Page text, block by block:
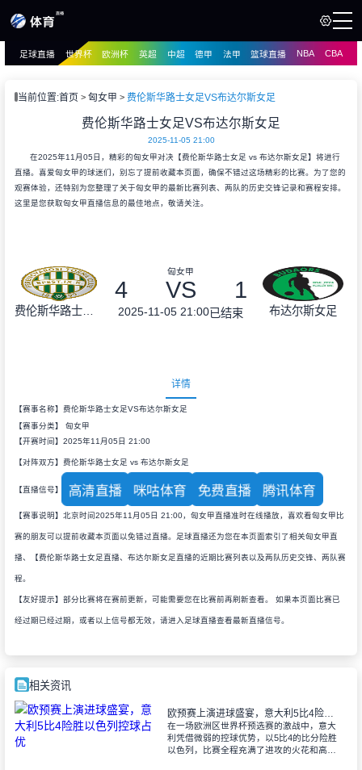
播
足球直播 世界杯 欧洲杯 英超 中超 德甲 法甲 篮球直播 NBA CBA
当前位置:首页 匈女甲 费伦斯华路士女足VS布达尔斯女足
费伦斯华路士女足VS布达尔斯女足
2025-11-05 21:00
在2025年11月05日，精彩的匈女甲对决【费伦斯华路士女足 vs 布达尔斯女足】将进行
直播。喜爱匈女甲的球迷们，别忘了提前收藏本页面，确保不错过这场精彩的比赛。为了您的
观赛体验，还特别为您整理了关于匈女甲的最新比赛列表、两队的历史交锋记录和赛程安排。
这里是您获取匈女甲直播信息的最佳地点，敬请关注。
费伦斯华路士女足
匈女甲
4 VS 1
2025-11-05 21:00已结束 布达尔斯女足
详情
【赛事名称】费伦斯华路士女足VS布达尔斯女足
【赛事分类】 匈女甲
【开赛时间】2025年11月05日 21:00
【对阵双方】费伦斯华路士女足 vs 布达尔斯女足
【直播信号】 高清直播 咪咕体育 免费直播 腾讯体育
【赛事说明】北京时间2025年11月05日 21:00，匈女甲直播准时在线播放，喜欢看匈女甲比
赛的朋友可以提前收藏本页面以免错过直播。足球直播还为您在本页面索引了相关匈女甲直
播、【费伦斯华路士女足直播、布达尔斯女足直播的近期比赛列表以及两队历史交锋、两队赛
程。
【友好提示】部分比赛将在赛前更新，可能需要您在比赛前再刷新查看。 如果本页面比赛已
经过期已经过期，或者以上信号都无效，请进入足球直播查看最新直播信号。
相关资讯
欧预赛上演进球盛宴，意大利5比4险胜以色列控球占优
在一场欧洲区世界杯预选赛的激战中，意大
利凭借微弱的控球优势，以5比4的比分险胜
以色列，比赛全程充满了进攻的火花和高效